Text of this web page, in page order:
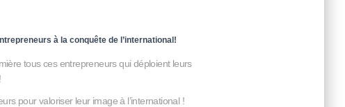
à la conquête de l’international!
tous ces entrepreneurs qui déploient leurs
pour valoriser leur image à l’international !